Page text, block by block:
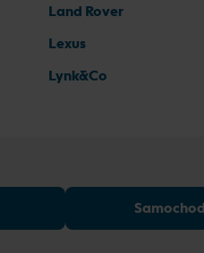
Land Rover
Lexus
Lynk&Co